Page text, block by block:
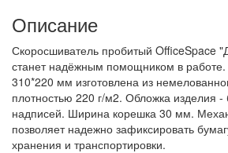
Описание
Скоросшиватель пробитый OfficeSpace
станет надёжным помощником в
310*220 мм изготовлена из
плотностью 220 г/м2. Обложка изделия
надписей. Ширина корешка 30 мм.
позволяет надежно зафиксировать
хранения и транспортировки.